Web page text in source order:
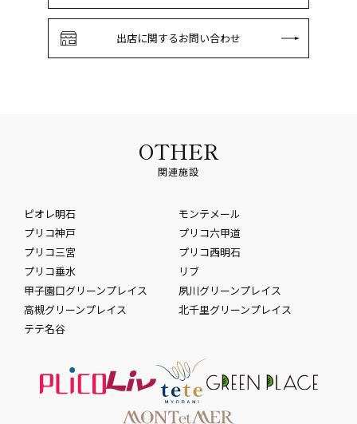
出店に関するお問い合わせ
OTHER
関連施設
ピオレ明石
モンテメール
プリコ神戸
プリコ六甲道
プリコ三宮
プリコ西明石
プリコ垂水
リブ
甲子園口グリーンプレイス
夙川グリーンプレイス
高槻グリーンプレイス
北千里グリーンプレイス
テテ名谷